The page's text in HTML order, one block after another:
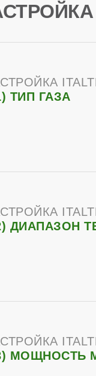
ТИП ГАЗА
ДИАПАЗОН
МОЩНОСТЬ